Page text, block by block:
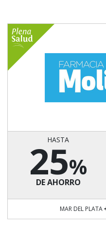
HASTA
25%
DE AHORRO
MAR DEL